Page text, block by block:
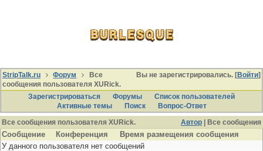
Вы не зарегистрировались. [Войти]
StripTalk.ru Форум
Все
сообщения пользователя XURick.
Зарегистрироваться
Форумы
Список пользователей
Активные темы
Поиcк
Вопрос-Ответ
Автор | Все сообщения
Все сообщения пользователя XURick.
Сообщение Конференция
Время размещения сообщения
У данного пользователя нет сообщений